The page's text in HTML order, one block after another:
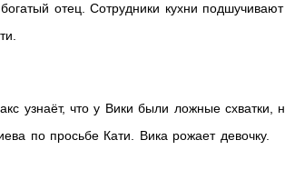
отец. Сотрудники кухни подшучивают
узнаёт, что у Вики были ложные схватки,
по просьбе Кати. Вика рожает девочку.